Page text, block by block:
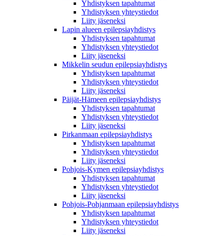
Yhdistyksen tapahtumat
Yhdistyksen yhteystiedot
Liity jäseneksi
Lapin alueen epilepsiayhdistys
Yhdistyksen tapahtumat
Yhdistyksen yhteystiedot
Liity jäseneksi
Mikkelin seudun epilepsiayhdistys
Yhdistyksen tapahtumat
Yhdistyksen yhteystiedot
Liity jäseneksi
Päijät-Hämeen epilepsiayhdistys
Yhdistyksen tapahtumat
Yhdistyksen yhteystiedot
Liity jäseneksi
Pirkanmaan epilepsiayhdistys
Yhdistyksen tapahtumat
Yhdistyksen yhteystiedot
Liity jäseneksi
Pohjois-Kymen epilepsiayhdistys
Yhdistyksen tapahtumat
Yhdistyksen yhteystiedot
Liity jäseneksi
Pohjois-Pohjanmaan epilepsiayhdistys
Yhdistyksen tapahtumat
Yhdistyksen yhteystiedot
Liity jäseneksi